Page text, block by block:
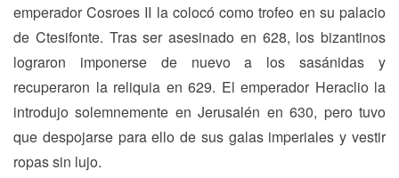
emperador Cosroes II la colocó como trofeo en su palacio
de Ctesifonte. Tras ser asesinado en 628, los bizantinos
lograron imponerse de nuevo a los sasánidas y
recuperaron la reliquia en 629. El emperador Heraclio la
introdujo solemnemente en Jerusalén en 630, pero tuvo
que despojarse para ello de sus galas imperiales y vestir
ropas sin lujo.